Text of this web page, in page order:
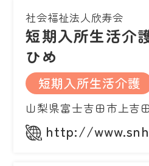
社会福祉法人欣寿会
短期入所生活介
ひめ
短期入所生活介護
山梨県富士吉田市上吉
http://